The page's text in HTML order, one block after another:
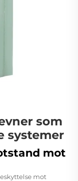
som
systemer
mot
mot